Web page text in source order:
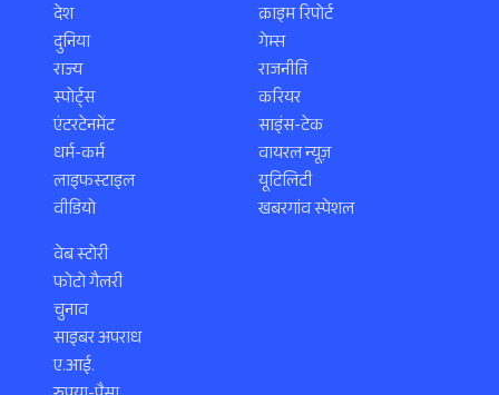
देश
दुनिया
राज्य
स्पोर्ट्स
एंटरटेनमेंट
धर्म-कर्म
लाइफस्टाइल
वीडियो
क्राइम रिपोर्ट
गेम्स
राजनीति
करियर
साइंस-टेक
वायरल न्यूज़
यूटिलिटी
खबरगांव स्पेशल
वेब स्टोरी
फोटो गैलरी
चुनाव
साइबर अपराध
ए.आई.